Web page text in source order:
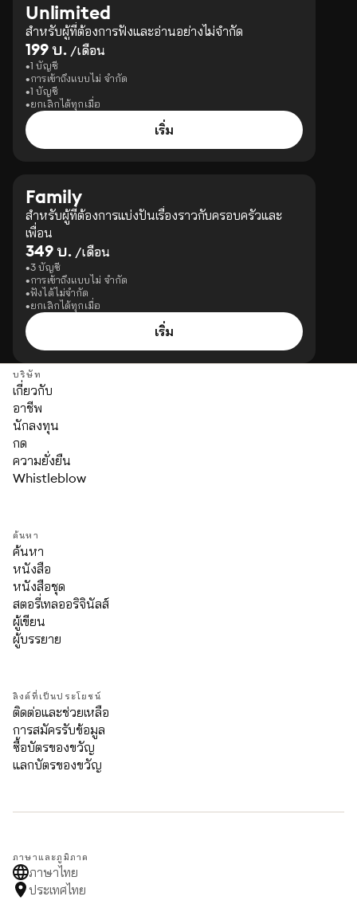
Unlimited
สำหรับผู้ที่ต้องการฟังและอ่านอย่างไม่จำกัด
199 บ. /เดือน
1 บัญชี
การเข้าถึงแบบไม่ จำกัด
1 บัญชี
ยกเลิกได้ทุกเมื่อ
เริ่ม
Family
สำหรับผู้ที่ต้องการแบ่งปันเรื่องราวกับครอบครัวและ
เพื่อน
349 บ. /เดือน
3 บัญชี
การเข้าถึงแบบไม่ จำกัด
ฟังได้ไม่จำกัด
ยกเลิกได้ทุกเมื่อ
เริ่ม
บริษัท
เกี่ยวกับ
อาชีพ
นักลงทุน
กด
ความยั่งยืน
Whistleblow
ค้นหา
ค้นหา
หนังสือ
หนังสือชุด
สตอรี่เทลออริจินัลส์
ผู้เขียน
ผู้บรรยาย
ลิงค์ที่เป็นประโยชน์
ติดต่อและช่วยเหลือ
การสมัครรับข้อมูล
ซื้อบัตรของขวัญ
แลกบัตรของขวัญ
ภาษาและภูมิภาค
ภาษาไทย
ประเทศไทย